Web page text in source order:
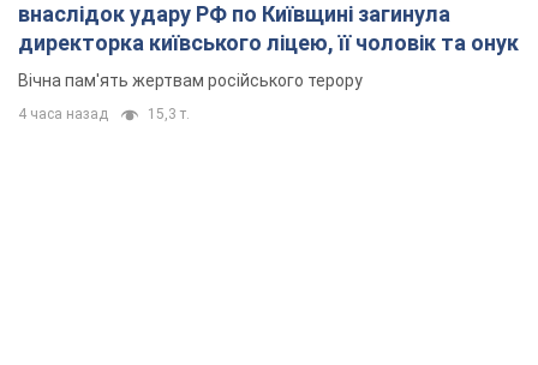
внаслідок удару РФ по Київщині загинула
директорка київського ліцею, її чоловік та онук
Вічна пам'ять жертвам російського терору
4 часа назад 15,3 т.